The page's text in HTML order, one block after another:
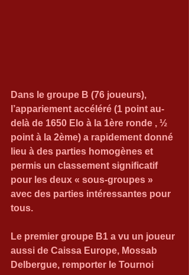
Dans le groupe B (76 joueurs),
l’appariement accéléré (1 point au-
delà de 1650 Elo à la 1ère ronde , ½
point à la 2ème) a rapidement donné
lieu à des parties homogènes et
permis un classement significatif
pour les deux « sous-groupes »
avec des parties intéressantes pour
tous.
Le premier groupe B1 a vu un joueur
aussi de Caissa Europe, Mossab
Delbergue, remporter le Tournoi